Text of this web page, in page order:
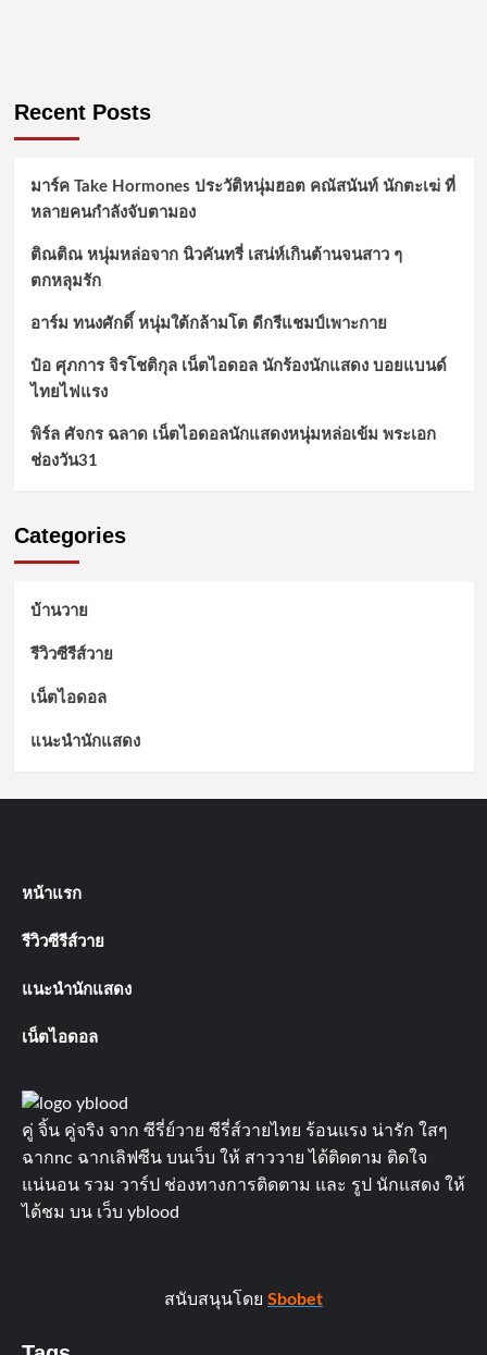
Recent Posts
มาร์ค Take Hormones ประวัติหนุ่มฮอต คณัสนันท์ นักตะเฆ่ ที่
หลายคนกำลังจับตามอง
ติณติณ หนุ่มหล่อจาก นิวคันทรี่ เสน่ห์เกินต้านจนสาว ๆ
ตกหลุมรัก
อาร์ม ทนงศักดิ์ หนุ่มใต้กล้ามโต ดีกรีแชมป์เพาะกาย
ป๋อ ศุภการ จิรโชติกุล เน็ตไอดอล นักร้องนักแสดง บอยแบนด์
ไทยไฟแรง
พิร์ล ศัจกร ฉลาด เน็ตไอดอลนักแสดงหนุ่มหล่อเข้ม พระเอก
ช่องวัน31
Categories
บ้านวาย
รีวิวซีรีส์วาย
เน็ตไอดอล
แนะนำนักแสดง
หน้าแรก
รีวิวซีรีส์วาย
แนะนำนักแสดง
เน็ตไอดอล
คู่ จิ้น คู่จริง จาก ซีรี่ย์วาย ซีรี่ส์วายไทย ร้อนแรง น่ารัก ใสๆ
ฉากnc ฉากเลิฟซีน บนเว็บ ให้ สาววาย ได้ติดตาม ติดใจ
แน่นอน รวม วาร์ป ช่องทางการติดตาม และ รูป นักแสดง ให้
ได้ชม บน เว็บ yblood
สนับสนุนโดย Sbobet